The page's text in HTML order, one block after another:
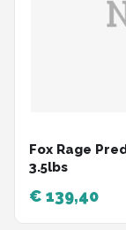
Fox Rage
3.5lbs
€ 139,40